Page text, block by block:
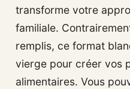
transforme votre
familiale.
remplis, ce format
vierge pour créer vos
alimentaires. Vous